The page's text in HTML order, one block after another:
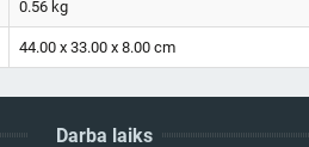
0.56 kg
44.00 x 33.00 x 8.00 cm
Darba laiks